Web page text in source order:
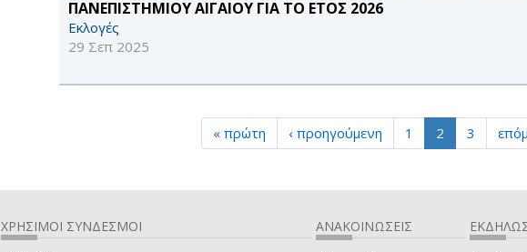
ΠΑΝΕΠΙΣΤΗΜΙΟΥ ΑΙΓΑΙΟΥ ΓΙΑ ΤΟ ΕΤΟΣ 2026
Εκλογές
29 Σεπ 2025
« πρώτη ‹ προηγούμενη 1 2 3
ΧΡΗΣΙΜΟΙ ΣΥΝΔΕΣΜΟΙ ΑΝΑΚΟΙΝΩΣΕΙΣ